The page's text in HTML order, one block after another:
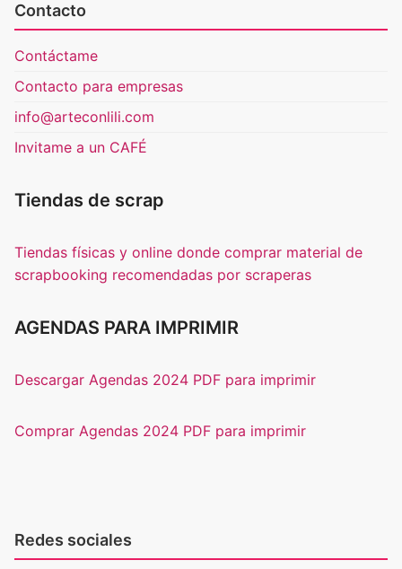
Contacto
Contáctame
Contacto para empresas
info@arteconlili.com
Invitame a un CAFÉ
Tiendas de scrap
Tiendas físicas y online donde comprar material de
scrapbooking recomendadas por scraperas
AGENDAS PARA IMPRIMIR
Descargar Agendas 2024 PDF para imprimir
Comprar Agendas 2024 PDF para imprimir
Redes sociales